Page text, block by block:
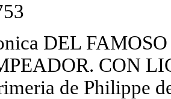
DEL
CON
de Philippe